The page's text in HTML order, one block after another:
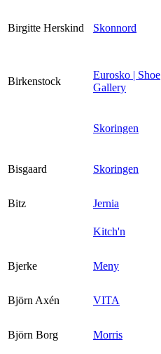
Birgitte Herskind Skonnord
Birkenstock
Eurosko | Shoe
Gallery
Skoringen
Bisgaard Skoringen
Bitz
Jernia
Kitch'n
Bjerke Meny
Björn Axén
VITA
Björn Borg Morris